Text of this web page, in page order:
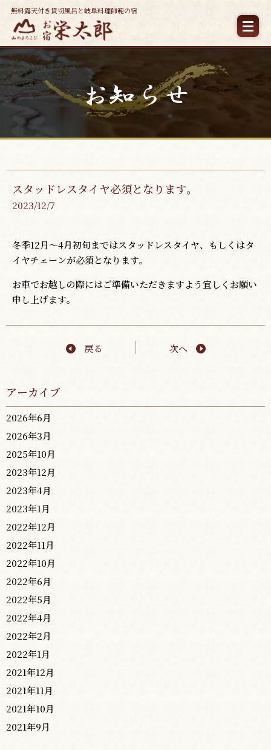
無料露天付き貸切風呂と岐阜料理師範の宿
スタッドレスタイヤ必須となります。
2023/12/7
冬季12月～4月初旬まではスタッドレスタイヤ、もしくはタ
イヤチェーンが必須となります。
お車でお越しの際にはご準備いただきますよう宜しくお願い
申し上げます。
戻る 次へ
アーカイブ
2026年6月
2026年3月
2025年10月
2023年12月
2023年4月
2023年1月
2022年12月
2022年11月
2022年10月
2022年6月
2022年5月
2022年4月
2022年2月
2022年1月
2021年12月
2021年11月
2021年10月
2021年9月